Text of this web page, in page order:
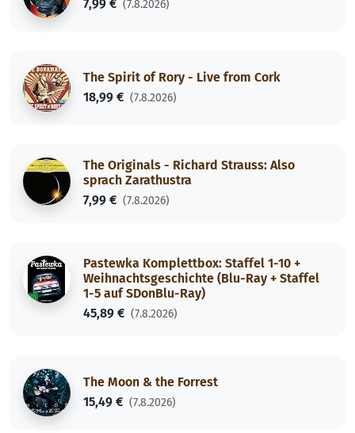
7,99 € (7.8.2026)
The Spirit of Rory - Live from Cork
18,99 € (7.8.2026)
The Originals - Richard Strauss: Also
sprach Zarathustra
7,99 € (7.8.2026)
Pastewka Komplettbox: Staffel 1-10 +
Weihnachtsgeschichte (Blu-Ray + Staffel
1-5 auf SDonBlu-Ray)
45,89 € (7.8.2026)
The Moon & the Forrest
15,49 € (7.8.2026)